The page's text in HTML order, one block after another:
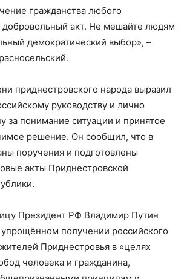
гражданства любого
добровольный акт. Не мешайте людям
демократический выбор», –
приднестровского народа выразил
руководству и лично
за понимание ситуации и принятое
решение. Он сообщил, что в
поручения и подготовлены
акты Приднестровской
Президент РФ Владимир Путин
упрощённом получении российского
Приднестровья в «целях
человека и гражданина,